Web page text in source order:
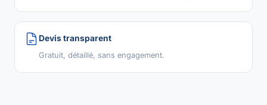
Devis transparent
Gratuit, détaillé, sans engagement.